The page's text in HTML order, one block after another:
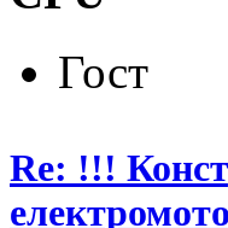
Гост
Re: !!!